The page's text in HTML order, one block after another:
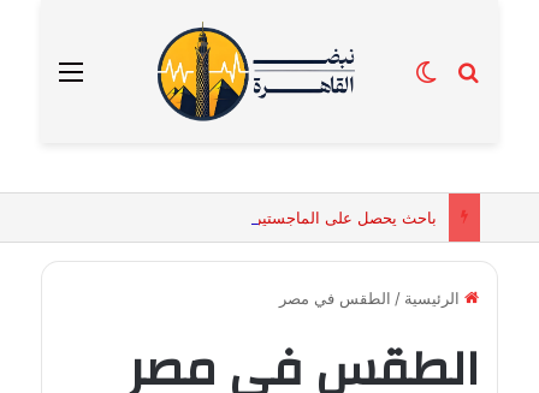
القائمة بحث عنالوضع المظلم
الرئيسية / الطقس في مصر
الطقس في مصر